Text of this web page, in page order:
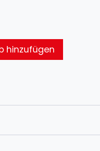
hinzufügen